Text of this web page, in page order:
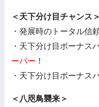
＜天下分け目チャンス＞
・発展時のトータル信
・天下分け目ボーナス
ーバー ！
・天下分け目ボーナス
＜八咫鳥襲来＞